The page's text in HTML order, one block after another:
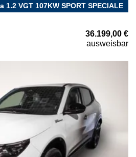
VGT 107KW SPORT SPECIALE
36.199,00 €
ausweisbar